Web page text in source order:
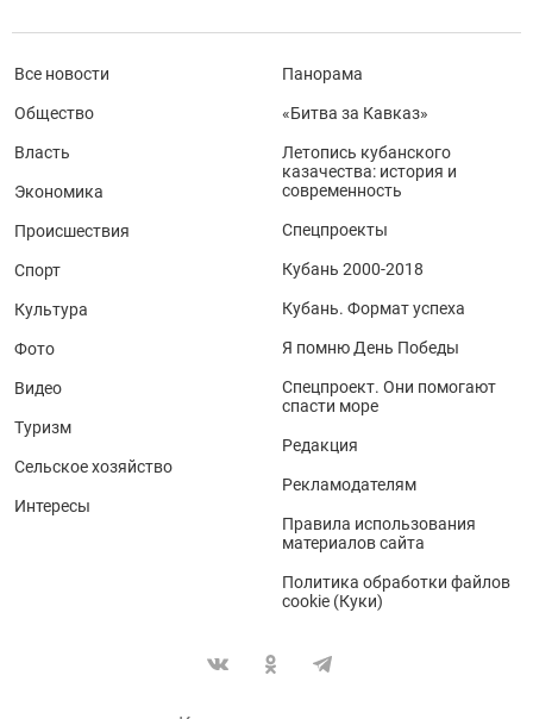
Все новости
Общество
Власть
Экономика
Происшествия
Спорт
Культура
Фото
Видео
Туризм
Сельское хозяйство
Интересы
Панорама
«Битва за Кавказ»
Летопись кубанского
казачества: история и
современность
Спецпроекты
Кубань 2000-2018
Кубань. Формат успеха
Я помню День Победы
Спецпроект. Они помогают
спасти море
Редакция
Рекламодателям
Правила использования
материалов сайта
Политика обработки файлов
cookie (Куки)